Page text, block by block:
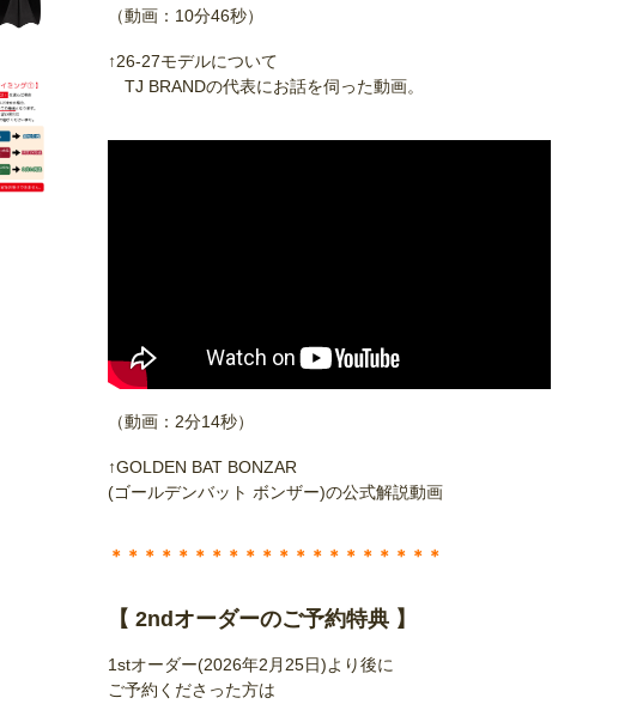
（動画：10分46秒）
↑26-27モデルについて
TJ BRANDの代表にお話を伺った動画。
（動画：2分14秒）
↑GOLDEN BAT BONZAR
(ゴールデンバット ボンザー)の公式解説動画
＊＊＊＊＊＊＊＊＊＊＊＊＊＊＊＊＊＊＊＊
【 2ndオーダーのご予約特典 】
1stオーダー(2026年2月25日)より後に
ご予約くださった方は